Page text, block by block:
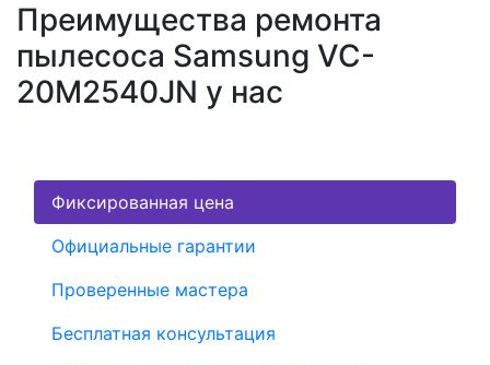
Преимущества ремонта
пылесоса Samsung VC-
20M2540JN у нас
Фиксированная цена
Официальные гарантии
Проверенные мастера
Бесплатная консультация